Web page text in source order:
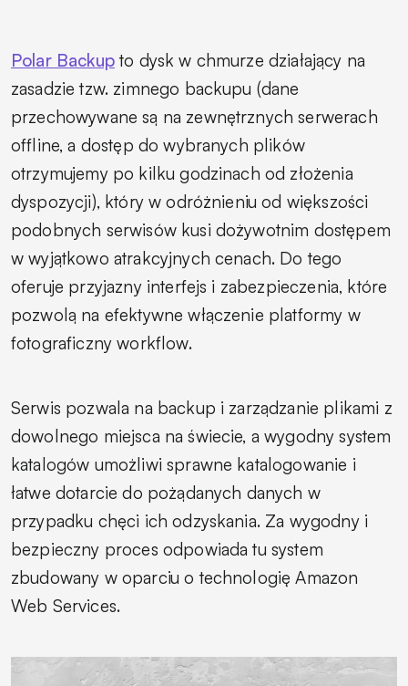
Polar Backupto dysk w chmurze działający na
zasadzie tzw. zimnego backupu (dane
przechowywane są na zewnętrznych serwerach
offline, a dostęp do wybranych plików
otrzymujemy po kilku godzinach od złożenia
dyspozycji), który w odróżnieniu od większości
podobnych serwisów kusi dożywotnim dostępem
w wyjątkowo atrakcyjnych cenach. Do tego
oferuje przyjazny interfejs i zabezpieczenia, które
pozwolą na efektywne włączenie platformy w
fotograficzny workflow.
Serwis pozwala na backup i zarządzanie plikami z
dowolnego miejsca na świecie, a wygodny system
katalogów umożliwi sprawne katalogowanie i
łatwe dotarcie do pożądanych danych w
przypadku chęci ich odzyskania. Za wygodny i
bezpieczny proces odpowiada tu system
zbudowany w oparciu o technologię Amazon
Web Services.